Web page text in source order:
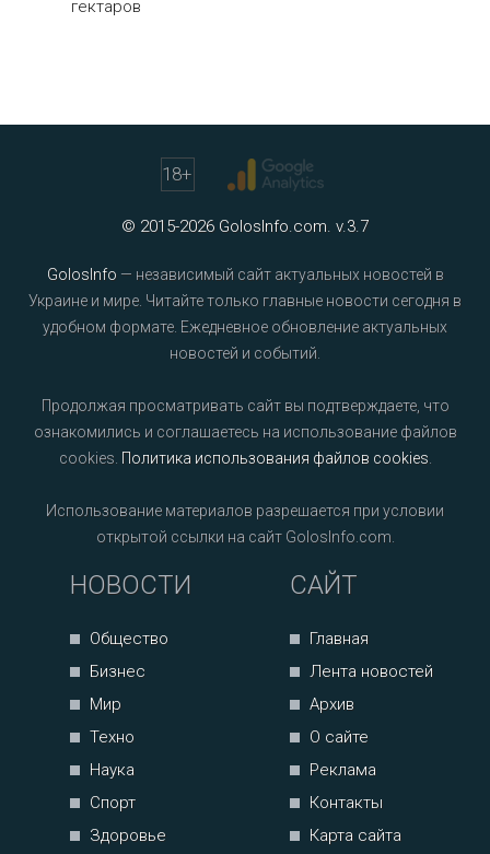
гектаров
18+
© 2015-2026 GolosInfo.com. v.3.7
GolosInfo — независимый сайт актуальных новостей в
Украине и мире. Читайте только главные новости сегодня в
удобном формате. Ежедневное обновление актуальных
новостей и событий.
Продолжая просматривать сайт вы подтверждаете, что
ознакомились и соглашаетесь на использование файлов
cookies. Политика использования файлов cookies
Использование материалов разрешается при условии
открытой ссылки на сайт GolosInfo.com.
НОВОСТИ
Общество
Бизнес
Мир
Техно
Наука
Спорт
Здоровье
САЙТ
Главная
Лента новостей
Архив
О сайте
Реклама
Контакты
Карта сайта